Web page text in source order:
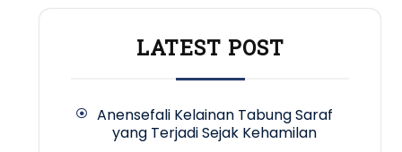
LATEST POST
Anensefali Kelainan Tabung Saraf
yang Terjadi Sejak Kehamilan